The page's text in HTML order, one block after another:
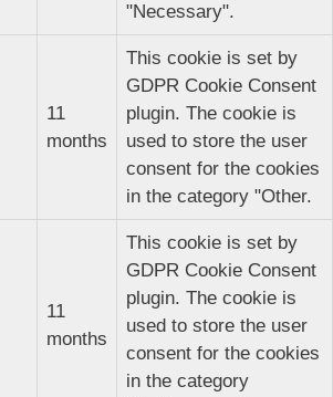
"Necessary".
11
months
This cookie is set by
GDPR Cookie Consent
plugin. The cookie is
used to store the user
consent for the cookies
in the category "Other.
11
months
This cookie is set by
GDPR Cookie Consent
plugin. The cookie is
used to store the user
consent for the cookies
in the category